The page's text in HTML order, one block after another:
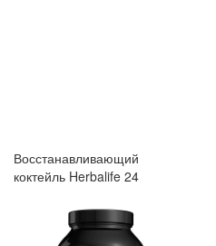
Восстанавливающий
коктейль Herbalife 24